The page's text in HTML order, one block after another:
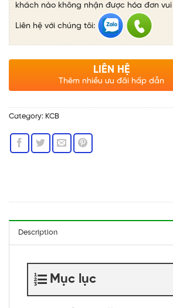
khách nào không nhận được hóa đơn vui
Liên hệ với chúng tôi:
LIÊN HỆ
Thêm nhiều ưu đãi hấp dẫn
Category: KCB
Description
Mục lục